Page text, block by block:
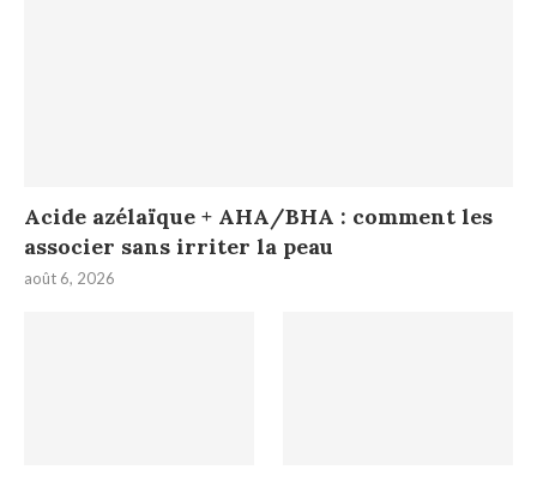
Acide azélaïque + AHA/BHA : comment les
associer sans irriter la peau
août 6, 2026